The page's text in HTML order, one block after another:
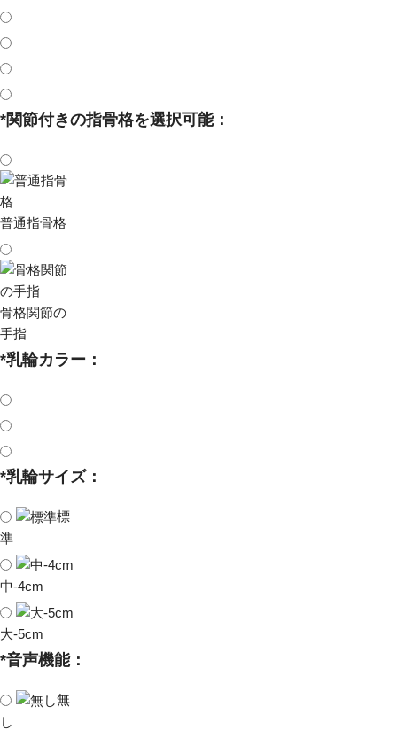
*関節付きの指骨格を選択可能：
普通指骨格
骨格関節の
手指
*乳輪カラー：
*乳輪サイズ：
標
準
中-4cm
大-5cm
*音声機能：
無
し